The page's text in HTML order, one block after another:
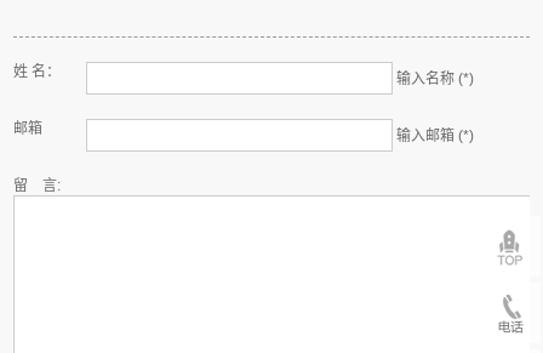
姓 名： 输入名称 (*)
邮箱 输入邮箱 (*)
留 言: